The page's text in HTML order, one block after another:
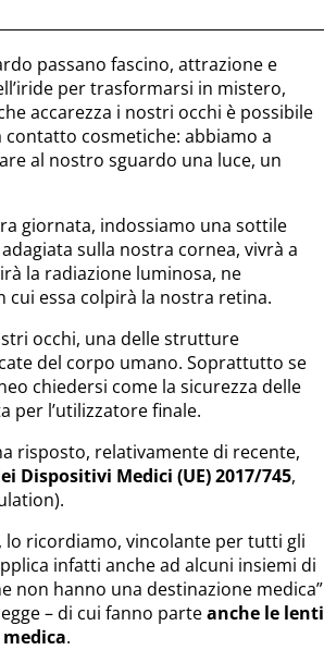
passano fascino, attrazione e
per trasformarsi in mistero,
accarezza i nostri occhi è possibile
cosmetiche: abbiamo a
al nostro sguardo una luce, un
giornata, indossiamo una sottile
sulla nostra cornea, vivrà a
la radiazione luminosa, ne
cui essa colpirà la nostra retina.
occhi, una delle strutture
del corpo umano. Soprattutto se
chiedersi come la sicurezza delle
per l’utilizzatore finale.
risposto, relativamente di recente,
Dispositivi Medici (UE) 2017/745,
lo ricordiamo, vincolante per tutti gli
infatti anche ad alcuni insiemi di
hanno una destinazione medica”
– di cui fanno parteanche le lenti
.